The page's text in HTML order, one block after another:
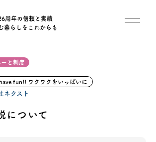
周年の信頼と実績
暮らしをこれからも
ーと制度
fun!! ワクワクをいっぱいに
ネクスト
について